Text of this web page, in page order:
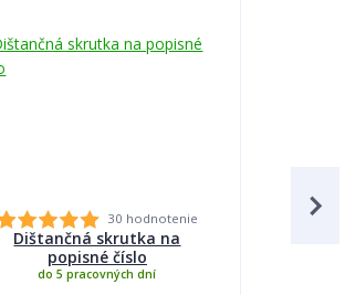
30 hodnotenie
Dištančná skrutka na
popisné číslo
do 5 pracovných dní